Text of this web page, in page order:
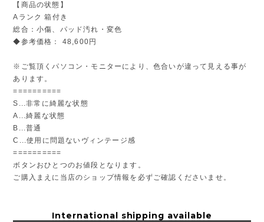
【商品の状態】
Aランク 箱付き
総合：小傷、パッド汚れ・変色
◆参考価格： 48,600円
※ご覧頂くパソコン・モニターにより、色合いが違って見える事が
あります。
==========
S...非常に綺麗な状態
A...綺麗な状態
B...普通
C...使用に問題ないヴィンテージ感
==========
ボタンおひとつのお値段となります。
ご購入まえに当店のショップ情報を必ずご確認くださいませ。
International shipping available